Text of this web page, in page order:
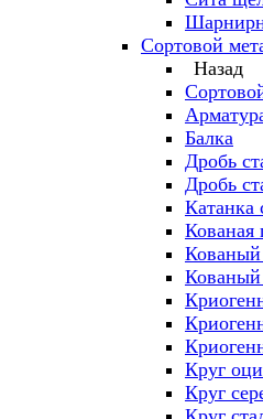
Сортовой
Назад
Балка
Дробь
Дробь
Катанка
Кованая
Кованый
Кованый
Круг
Круг